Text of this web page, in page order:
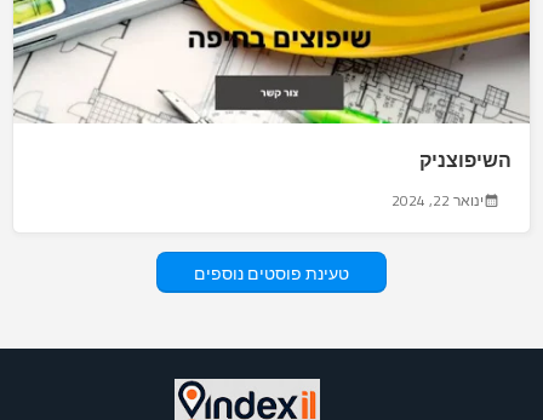
השיפוצניק
ינואר 22, 2024
טעינת פוסטים נוספים